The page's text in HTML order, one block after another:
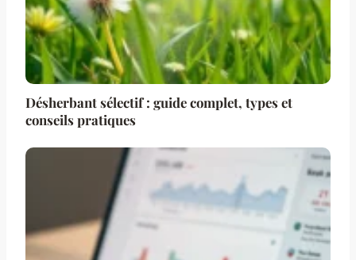
Désherbant sélectif : guide complet, types et
conseils pratiques